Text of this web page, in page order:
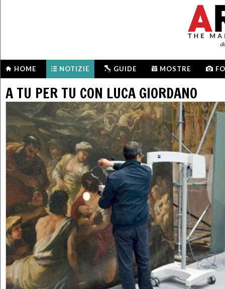
HOME NOTIZIE GUIDE MOSTRE
A TU PER TU CON LUCA GIORDANO